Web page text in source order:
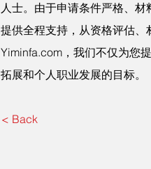
人士。由于申请条件严格、
提供全程支持，从资格评估
Yiminfa.com，我们不仅为您
拓展和个人职业发展的目标。
< Back